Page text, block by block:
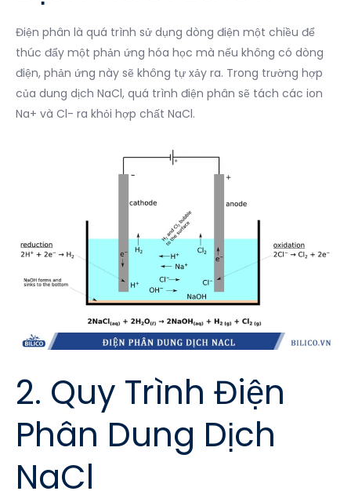
Điện phân là quá trình sử dụng dòng điện một chiều để
thúc đẩy một phản ứng hóa học mà nếu không có dòng
điện, phản ứng này sẽ không tự xảy ra. Trong trường hợp
của dung dịch NaCl, quá trình điện phân sẽ tách các ion
Na+ và Cl- ra khỏi hợp chất NaCl.
2. Quy Trình Điện
Phân Dung Dịch
NaCl